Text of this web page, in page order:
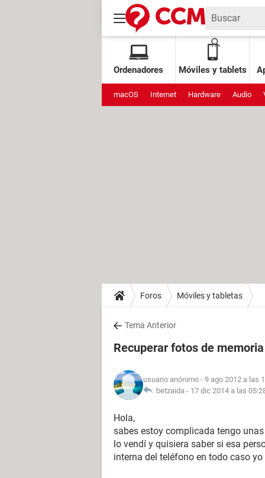
Ordenadores Móviles y tablets
macOS Internet Hardware Audio
Foros Móviles y tabletas
Tema Anterior
Recuperar fotos de
usuario anónimo - 9 ago 2012 a las
betzaida - 17 dic 2014 a las
Hola,
sabes estoy complicada tengo
lo vendí y quisiera saber si esa
interna del teléfono en todo caso